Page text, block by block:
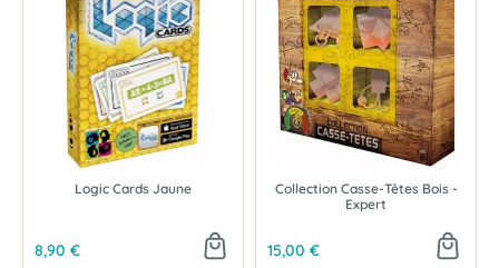
Logic Cards Jaune
8,90 €
Collection Casse-Têtes Bois -
Expert
15,00 €